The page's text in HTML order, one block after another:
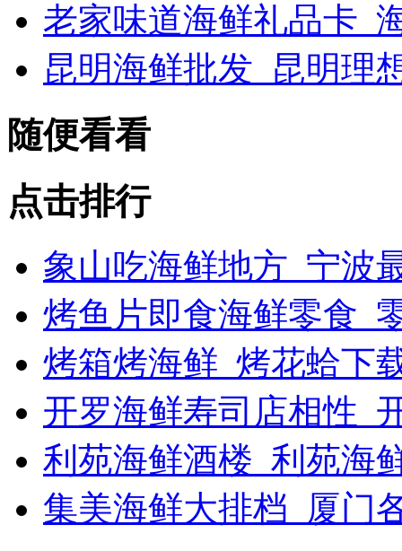
老家味道海鲜礼品卡_
昆明海鲜批发_昆明理
随便看看
点击排行
象山吃海鲜地方_宁波
烤鱼片即食海鲜零食_
烤箱烤海鲜_烤花蛤下
开罗海鲜寿司店相性_
利苑海鲜酒楼_利苑海
集美海鲜大排档_厦门